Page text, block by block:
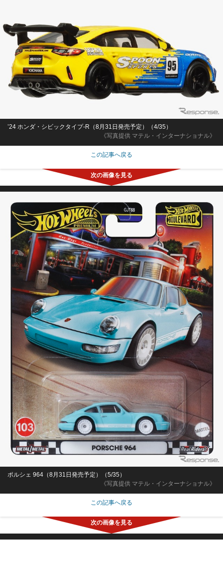
《写真提供 マテル・インターナショナル》
’24 ホンダ・シビックタイプ-R（8月31日発売予定）（4/35）
この記事へ戻る
《写真提供 マテル・インターナショナル》
ポルシェ 964（8月31日発売予定）（5/35）
この記事へ戻る